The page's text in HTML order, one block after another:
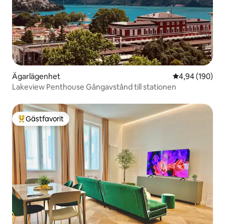
Ägarlägenhet 4,94 av 5 i
4,94 (190)
Lakeview Penthouse Gångavstånd till stationen
Populär gästfavorit
Gästfavorit